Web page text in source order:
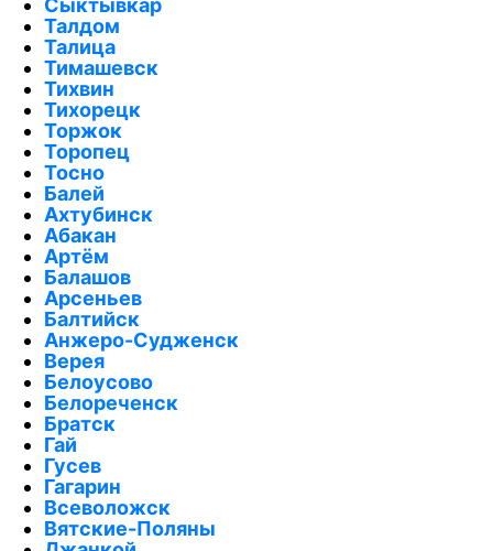
Талдом
Талица
Тимашевск
Тихвин
Тихорецк
Торжок
Торопец
Тосно
Балей
Ахтубинск
Абакан
Артём
Балашов
Арсеньев
Балтийск
Анжеро-Судженск
Верея
Белоусово
Белореченск
Братск
Гай
Гусев
Гагарин
Всеволожск
Вятские-Поляны